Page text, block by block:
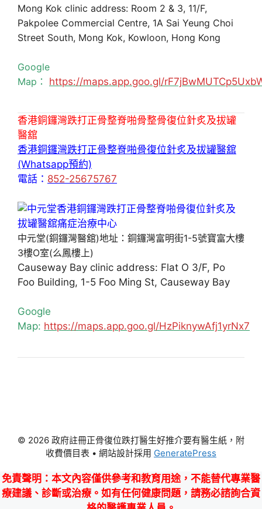
Mong Kok clinic address: Room 2 & 3, 11/F,
Pakpolee Commercial Centre, 1A Sai Yeung Choi
Street South, Mong Kok, Kowloon, Hong Kong
Google
Map： https://maps.app.goo.gl/
香港銅鑼灣跌打正骨整脊啪骨整骨復位針炙及拔罐
醫舘
香港銅鑼灣跌打正骨整脊啪骨復位針炙及拔罐醫舘
(Whatsapp預約)
電話： 852-25675767
中元堂(銅鑼灣醫舘)地址：銅鑼灣富明街1-5號寶富大樓
3樓O室(么鳳樓上)
Causeway Bay clinic address: Flat O 3/F, Po
Foo Building, 1-5 Foo Ming St, Causeway Bay
Google
Map: https://maps.app.goo.gl/HzPiknywAfj1yrNx7
© 2026 政府註冊正骨復位跌打醫生好推介要有醫生紙，附
收費價目表 • 網站設計採用 GeneratePress
免責聲明 ：本文內容僅供參考和教育用途，不能替代專業醫
療建議、診斷或治療。如有任何健康問題，請務必諮詢合資